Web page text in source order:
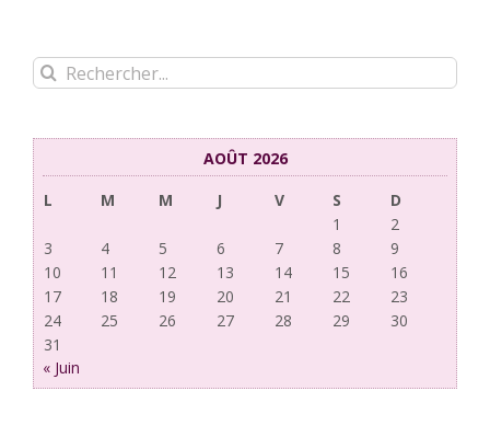
Rechercher:
AOÛT 2026
L
M M J V S
D
1
2
3
4 5 6 7 8
9
10
11 12 13 14 15
16
17
18 19 20 21 22
23
24
25 26 27 28 29
30
31
« Juin